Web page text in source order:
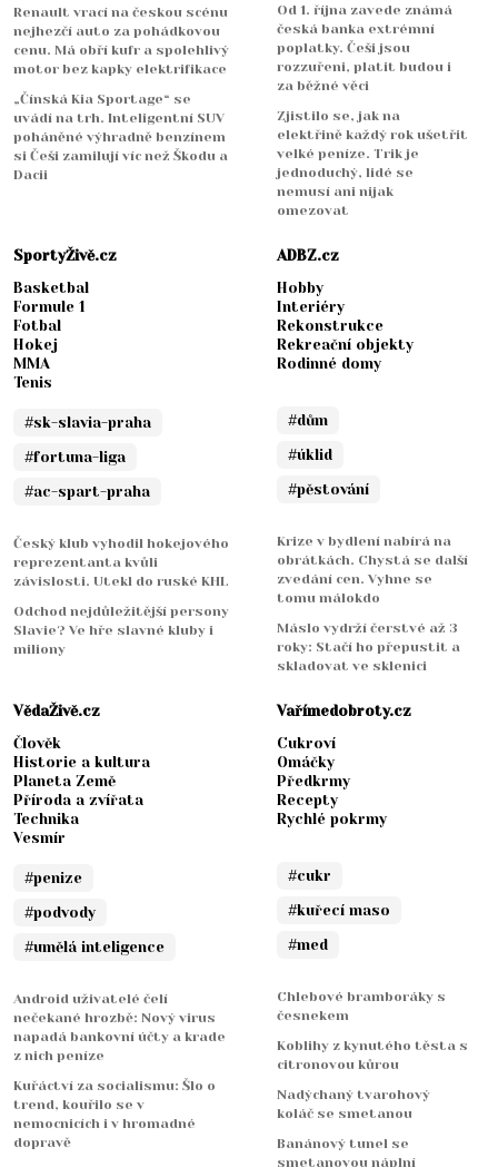
Renault vrací na českou scénu
nejhezčí auto za pohádkovou
cenu. Má obří kufr a spolehlivý
motor bez kapky elektrifikace
„Čínská Kia Sportage“ se
uvádí na trh. Inteligentní SUV
poháněné výhradně benzínem
si Češi zamilují víc než Škodu a
Dacii
Od 1. října zavede známá
česká banka extrémní
poplatky. Češi jsou
rozzuřeni, platit budou i
za běžné věci
Zjistilo se, jak na
elektřině každý rok ušetřit
velké peníze. Trik je
jednoduchý, lidé se
nemusí ani nijak
omezovat
SportyŽivě.cz
Basketbal
Formule 1
Fotbal
Hokej
MMA
Tenis
#sk-slavia-praha
#fortuna-liga
#ac-spart-praha
Český klub vyhodil hokejového
reprezentanta kvůli
závislosti. Utekl do ruské KHL
Odchod nejdůležitější persony
Slavie? Ve hře slavné kluby i
miliony
ADBZ.cz
Hobby
Interiéry
Rekonstrukce
Rekreační objekty
Rodinné domy
#dům
#úklid
#pěstování
Krize v bydlení nabírá na
obrátkách. Chystá se další
zvedání cen. Vyhne se
tomu málokdo
Máslo vydrží čerstvé až 3
roky: Stačí ho přepustit a
skladovat ve sklenici
VědaŽivě.cz
Člověk
Historie a kultura
Planeta Země
Příroda a zvířata
Technika
Vesmír
#penize
#podvody
#umělá inteligence
Android uživatelé čelí
nečekané hrozbě: Nový virus
napadá bankovní účty a krade
z nich peníze
Kuřáctví za socialismu: Šlo o
trend, kouřilo se v
nemocnicích i v hromadné
dopravě
Vařímedobroty.cz
Cukroví
Omáčky
Předkrmy
Recepty
Rychlé pokrmy
#cukr
#kuřecí maso
#med
Chlebové bramboráky s
česnekem
Koblihy z kynutého těsta s
citronovou kůrou
Nadýchaný tvarohový
koláč se smetanou
Banánový tunel se
smetanovou náplní